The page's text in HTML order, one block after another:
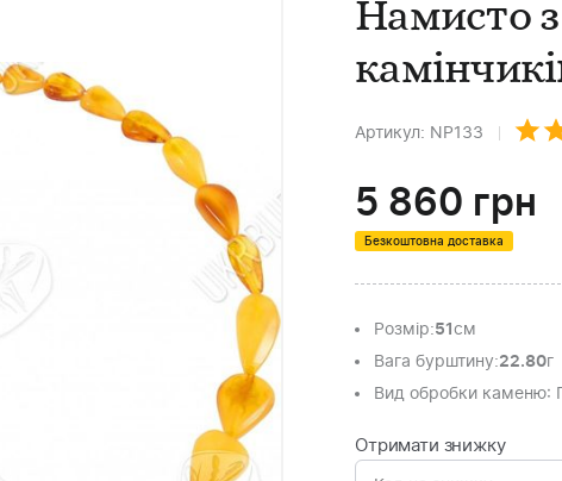
Намисто
Артикул: NP133
5 860 грн
Безкоштовна доставка
Розмір:51 см
Вага бурштину:22.80г
Вид обробки каменю:
Отримати знижку